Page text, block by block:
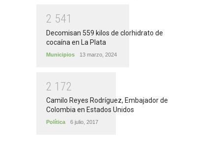
2 541
Decomisan 559 kilos de clorhidrato de
cocaína en La Plata
Municipios 13 marzo, 2024
2 1 72
Camilo Reyes Rodríguez, Embajador de
Colombia en Estados Unidos
Política 6 julio, 2017